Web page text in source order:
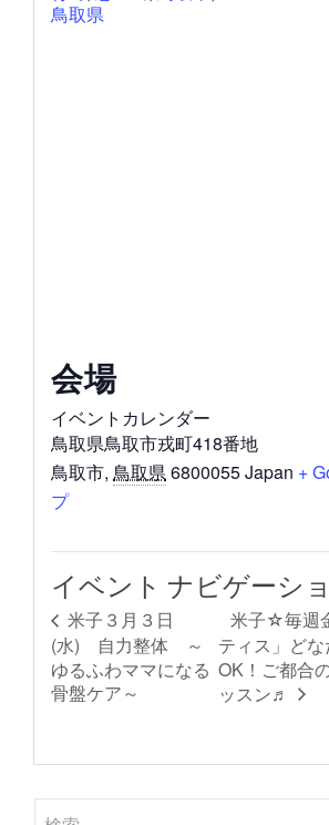
鳥取県
会場
イベントカレンダー
鳥取県鳥取市戎町418番地
鳥取市, 鳥取県6800055Japan +
プ
イベント ナビゲーシ
米子３月３日
(水) 自力整体 ～
ゆるふわママになる
骨盤ケア～
米子☆毎週
ティス」ど
OK！ご都合
ッスン♬